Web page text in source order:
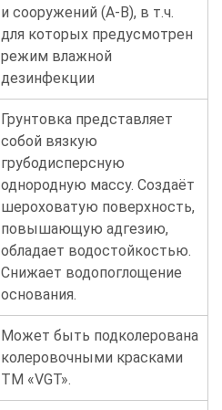
и сооружений (А-В), в т.ч.
для которых предусмотрен
режим влажной
дезинфекции
Грунтовка представляет
собой вязкую
грубодисперсную
однородную массу. Создаёт
шероховатую поверхность,
повышающую адгезию,
обладает водостойкостью.
Снижает водопоглощение
основания.
Может быть подколерована
колеровочными красками
ТМ «VGT».